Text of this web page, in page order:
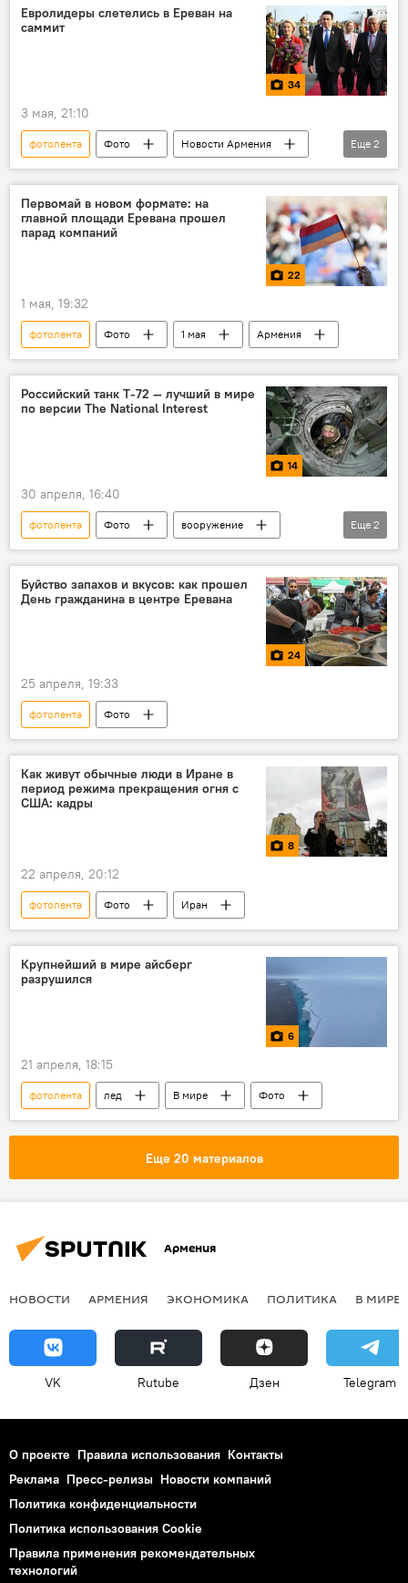
Ереван
шествие
Евролидеры слетелись в Ереван на
саммит
34
3 мая, 21:10
фотолента Фото
Новости Армения
ЕС
Политика
Еще 2
Первомай в новом формате: на
главной площади Еревана прошел
парад компаний
22
1 мая, 19:32
фотолента Фото 1 мая Армения
Российский танк Т-72 — лучший в мире
по версии The National Interest
14
30 апреля, 16:40
фотолента Фото
вооружение
танки
танки Т-72Б
Еще 2
Буйство запахов и вкусов: как прошел
День гражданина в центре Еревана
24
25 апреля, 19:33
фотолента Фото
Как живут обычные люди в Иране в
период режима прекращения огня с
США: кадры
8
22 апреля, 20:12
фотолента Фото Иран
Крупнейший в мире айсберг
разрушился
6
21 апреля, 18:15
фотолента лед В мире Фото
Еще 20 материалов
Армения
НОВОСТИ АРМЕНИЯ ЭКОНОМИКА ПОЛИТИКА В МИРЕ
VK Rutube Дзен Telegram
О проекте Правила использования Контакты
Реклама Пресс-релизы Новости компаний
Политика конфиденциальности
Политика использования Cookie
Правила применения рекомендательных
технологий